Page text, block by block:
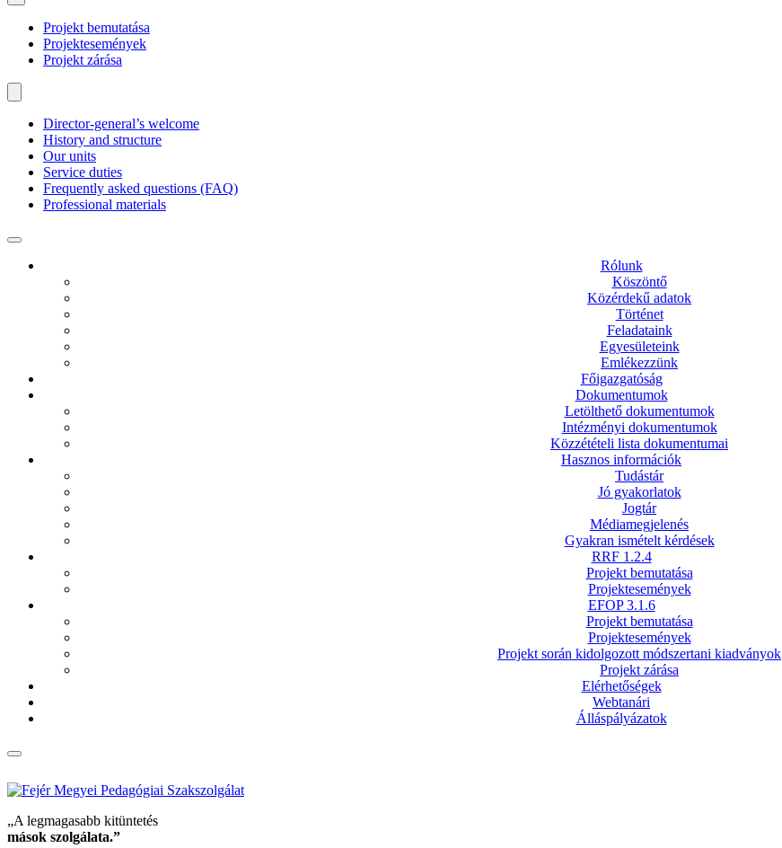
Projekt bemutatása
Projektesemények
Projekt zárása
Director-general’s welcome
History and structure
Our units
Service duties
Frequently asked questions (FAQ)
Professional materials
Rólunk
Köszöntő
Közérdekű adatok
Történet
Feladataink
Egyesületeink
Emlékezzünk
Főigazgatóság
Dokumentumok
Letölthető dokumentumok
Intézményi dokumentumok
Közzétételi lista dokumentumai
Hasznos információk
Tudástár
Jó gyakorlatok
Jogtár
Médiamegjelenés
Gyakran ismételt kérdések
RRF 1.2.4
Projekt bemutatása
Projektesemények
EFOP 3.1.6
Projekt bemutatása
Projektesemények
Projekt során kidolgozott módszertani kiadványok
Projekt zárása
Elérhetőségek
Webtanári
Álláspályázatok
„A legmagasabb kitüntetés
mások szolgálata.”